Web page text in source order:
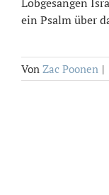
ein Psalm über
Von Zac Poonen |